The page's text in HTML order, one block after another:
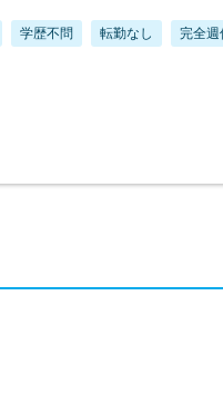
学歴不問 転勤なし 完全週